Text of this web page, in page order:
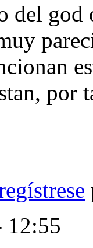
del
por
12:55